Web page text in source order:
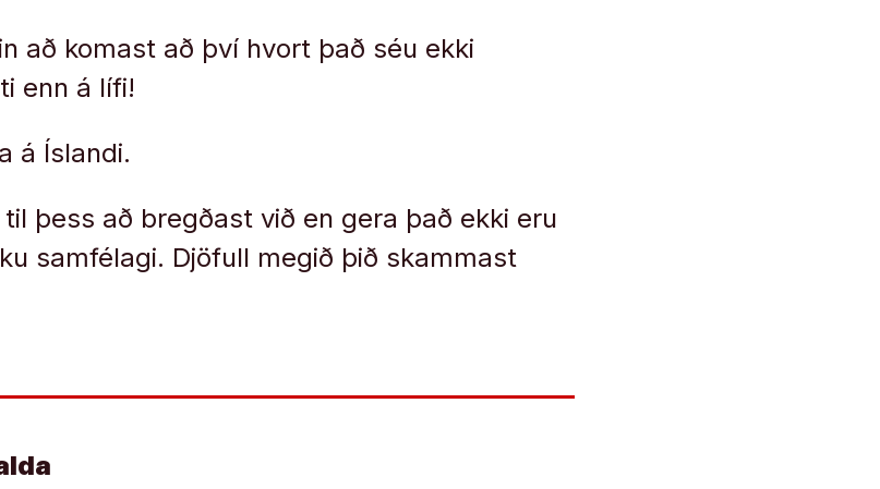
að komast að því hvort það séu ekki
enn á lífi!
á Íslandi.
þess að bregðast við en gera það ekki eru
samfélagi. Djöfull megið þið skammast